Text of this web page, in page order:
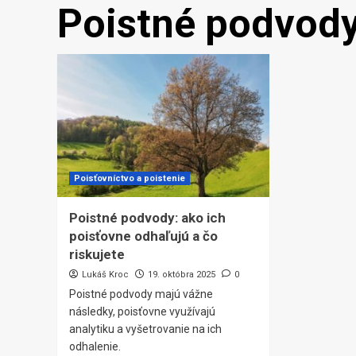
Poistné
Poisťovníctvo a poistenie
Poistné podvody: ako ich
poisťovne odhaľujú a čo
riskujete
Lukáš Kroc 19. októbra 2025 0
Poistné podvody majú vážne
následky, poisťovne využívajú
analytiku a vyšetrovanie na ich
odhalenie.